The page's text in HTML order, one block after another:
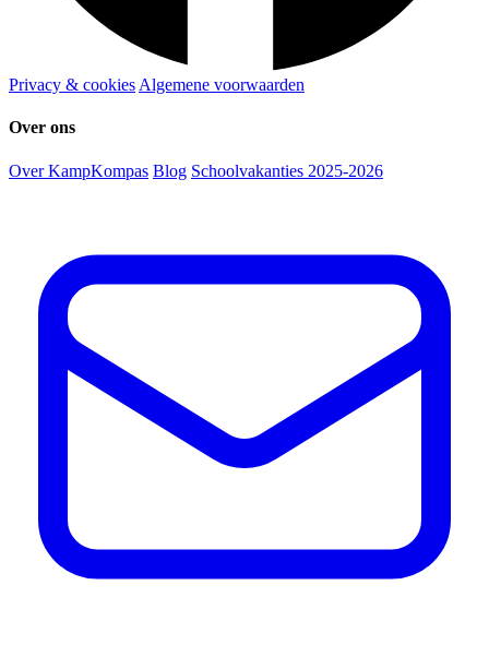
Privacy & cookies Algemene voorwaarden
Over ons
Over KampKompas Blog Schoolvakanties 2025-2026